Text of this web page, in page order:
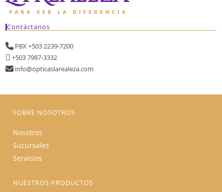
Contáctanos
PBX +503 2239-7200
+503 7987-3332
info@opticaslarealeza.com
SOBRE NOSOTROS
Nosotros
Sucursales
Servicios
NUESTROS PRODUCTOS